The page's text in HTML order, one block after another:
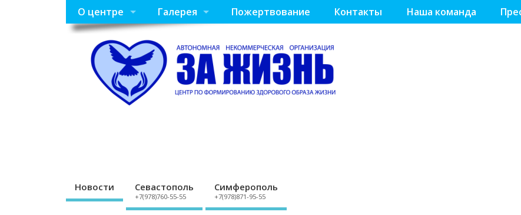
О центре Галерея Пожертвование Контакты Наша команда
Новости Севастополь
+7(978)760-55-55
Симферополь
+7(978)871-95-55